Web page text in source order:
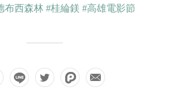
布西森林 #桂綸鎂 #高雄電影節